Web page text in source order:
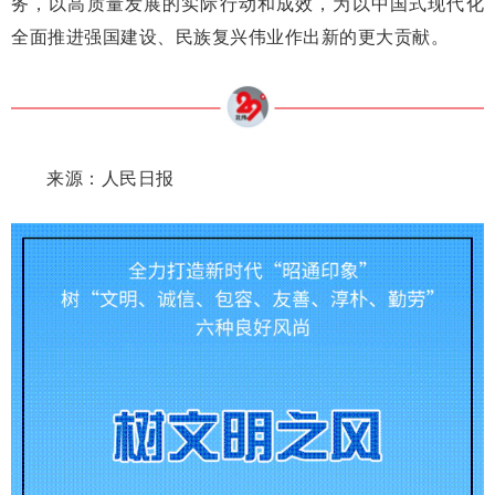
全面推进强国建设、民族复兴伟业作出新的更大贡献。
来源：人民日报